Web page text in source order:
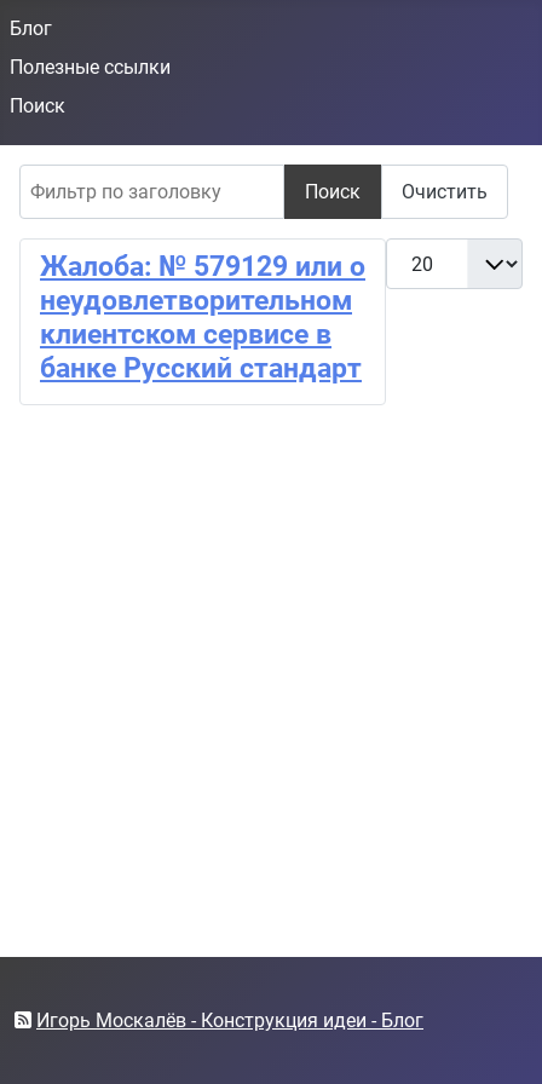
Блог
Полезные ссылки
Поиск
Поиск Очистить
Кол-во строк:
Жалоба: № 579129 или о
неудовлетворительном
клиентском сервисе в
банке Русский стандарт
Игорь Москалёв - Конструкция идеи - Блог